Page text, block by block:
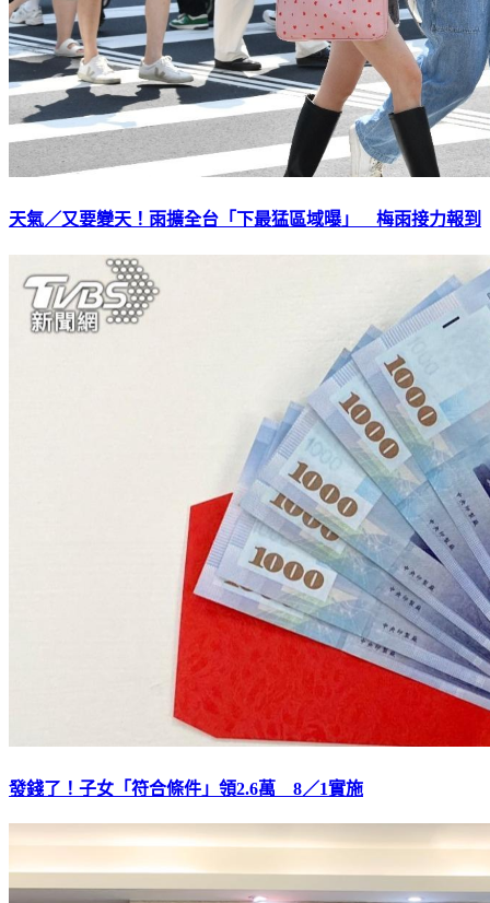
天氣／又要變天！雨擴全台「下最猛區域曝」 梅雨接力報到
發錢了！子女「符合條件」領2.6萬 8／1實施